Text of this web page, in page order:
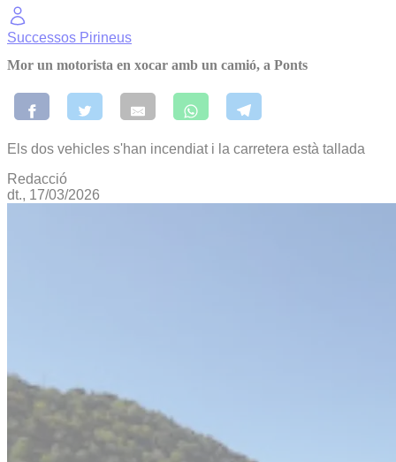
Successos Pirineus
Mor un motorista en xocar amb un camió, a Ponts
Els dos vehicles s'han incendiat i la carretera està tallada
Redacció
dt., 17/03/2026